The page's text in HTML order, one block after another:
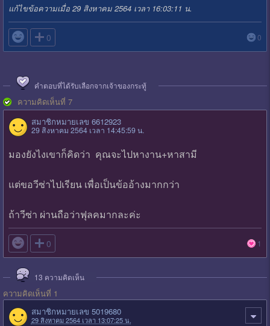
แก้ไขข้อความเมื่อ 29 สิงหาคม 2564 เวลา 16:03:11 น.
 0 0
คำตอบที่ได้รับเลือกจากเจ้าของกระทู้
ความคิดเห็นที่ 7
สมาชิกหมายเลข 6612923
29 สิงหาคม 2564 เวลา 14:45:59 น.
มองยังไงเขาก็คิดว่า คุณจะไปหางาน+หาสามี
แต่ขอวีซ่าไปเรียน เพื่อเป็นข้ออ้างมากกว่า
ถ้าวีซ่า ผ่านถือว่าฟุลคมากละค่ะ
 0 1
13 ความคิดเห็น
ความคิดเห็นที่ 1
สมาชิกหมายเลข 5019680
29 สิงหาคม 2564 เวลา 13:07:25 น.